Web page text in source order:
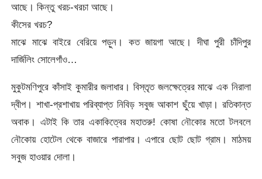
আছে। কিন্তু খরচ-খরচা আছে।
কীসের খরচ?
মাঝে মাঝে বাইরে বেরিয়ে পড়ুন। কত জায়গা আছে। দীঘা পুরী চাঁদিপুর
দার্জিলিং সোলেগাঁও…
মুকুটমণিপুরে কাঁসাই কুমারীর জলাধার। বিস্তৃত জলক্ষেত্রের মাঝে এক নিরালা
দ্বীপ। শাখা-প্রশাখায় পরিব্যাপ্ত নিবিড় সবুজ আকাশ ছুঁয়ে খাড়া। রতিকান্ত
অবাক। এটাই কি তার একাকিত্বের মহাতরু! কোষা নৌকোর মতো টলবলে
নৌকোয় হোটেল থেকে বাজারে পারাপার। এপারে ছোট ছোট গ্রাম। মাঠময়
সবুজ হাওয়ার দোলা।